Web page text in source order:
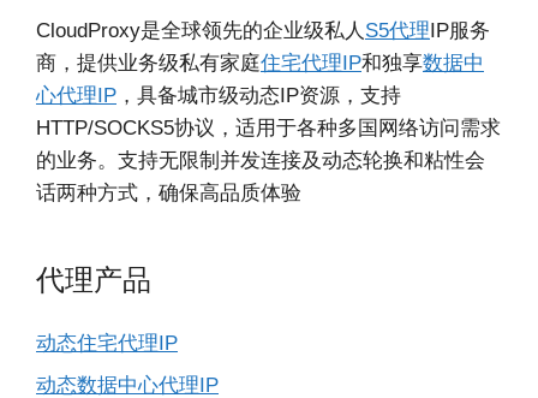
CloudProxy是全球领先的企业级私人 S5代理IP服务
商，提供业务级私有家庭住宅代理IP和独享数据中
心代理IP ，具备城市级动态IP资源，支持
HTTP/SOCKS5协议，适用于各种多国网络访问需求
的业务。支持无限制并发连接及动态轮换和粘性会
话两种方式，确保高品质体验
代理产品
动态住宅代理IP
动态数据中心代理IP